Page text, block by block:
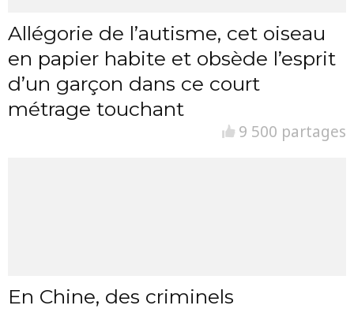
Allégorie de l’autisme, cet oiseau
en papier habite et obsède l’esprit
d’un garçon dans ce court
métrage touchant
9 500 partages
En Chine, des criminels